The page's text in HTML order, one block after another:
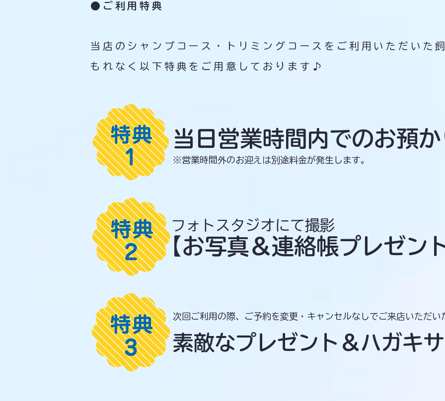
●ご利用特典
当店のシャンプコース・トリミングコースをご利用いただいた
もれなく以下特典をご用意しております♪
当日営業時間内でのお預
​※営業時間外のお迎えは別途料金が発生します。
【お写真＆連絡帳プレゼン
フォトスタジオにて撮影
素敵なプレゼント＆ハガキ
次回ご利用の際、ご予約を変更・キャンセルなしでご来店いただ